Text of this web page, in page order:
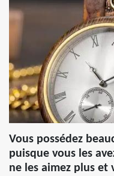
Vous possédez
puisque vous les
ne les aimez plus et